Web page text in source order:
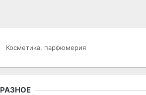
Косметика, парфюмерия
РАЗНОЕ